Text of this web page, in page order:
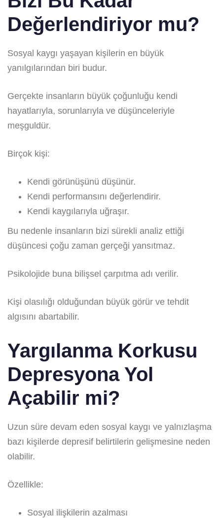
Değerlendiriyor mu?
Sosyal kaygı yaşayan kişilerin en büyük
yanılgılarından biri budur.
Gerçekte insanların büyük çoğunluğu kendi
hayatlarıyla, sorunlarıyla ve düşünceleriyle
meşguldür.
Birçok kişi:
Kendi görünüşünü düşünür.
Kendi performansını değerlendirir.
Kendi kaygılarıyla uğraşır.
Bu nedenle insanların bizi sürekli analiz ettiği
düşüncesi çoğu zaman gerçeği yansıtmaz.
Psikolojide buna bilişsel çarpıtma adı verilir.
Kişi olasılığı olduğundan büyük görür ve tehdit
algısını abartabilir.
Yargılanma Korkusu
Depresyona Yol
Açabilir mi?
Uzun süre devam eden sosyal kaygı ve yalnızlaşma
bazı kişilerde depresif belirtilerin gelişmesine neden
olabilir.
Özellikle:
Sosyal ilişkilerin azalması